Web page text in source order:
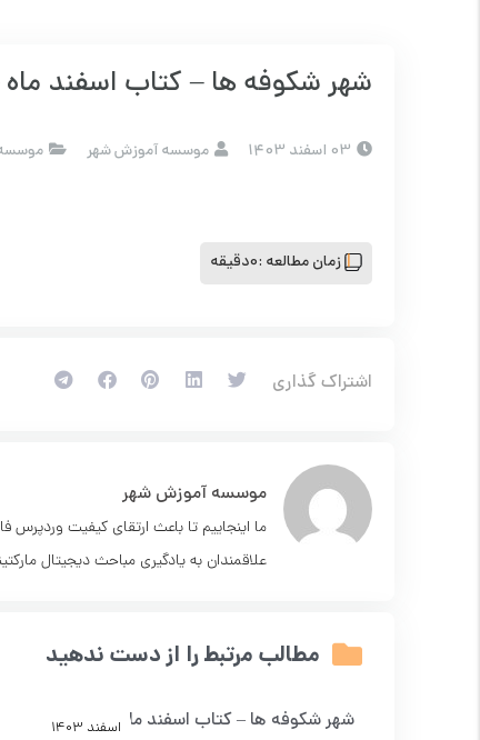
شهر شکوفه ها – کتاب اسفند ماه
03 اسفند 1403 موسسه آموزش شهر
زمان مطالعه :0دقیقه
اشتراک گذاری
موسسه آموزش شهر
ما اینجاییم تا باعث ارتقای کیفیت
علاقمندان به یادگیری مباحث دیجیتال
مطالب مرتبط را از دست ندهید
اسفند 1403
شهر شکوفه ها – کتاب اسفند ماه – شماره 10